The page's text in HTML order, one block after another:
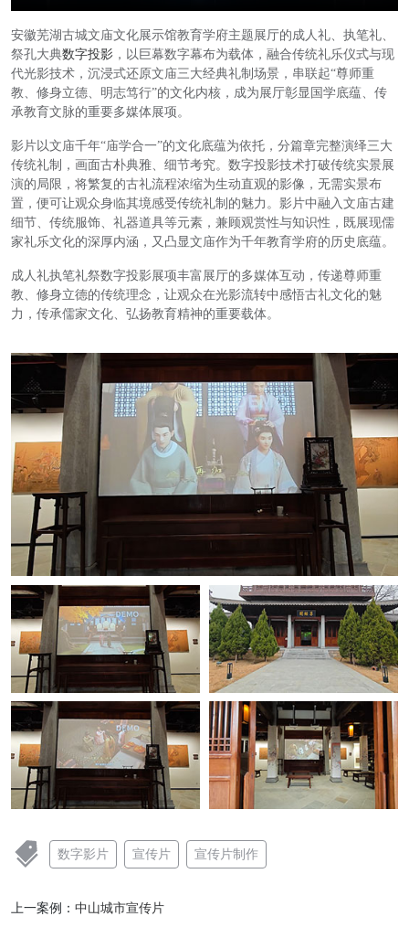
安徽芜湖古城文庙文化展示馆教育学府主题展厅的成人礼、执笔礼、
祭孔大典数字投影 ，以巨幕数字幕布为载体，融合传统礼乐仪式与现
代光影技术，沉浸式还原文庙三大经典礼制场景，串联起“尊师重
教、修身立德、明志笃行”的文化内核，成为展厅彰显国学底蕴、传
承教育文脉的重要多媒体展项。
影片以文庙千年“庙学合一”的文化底蕴为依托，分篇章完整演绎三大
传统礼制，画面古朴典雅、细节考究。数字投影技术打破传统实景展
演的局限，将繁复的古礼流程浓缩为生动直观的影像，无需实景布
置，便可让观众身临其境感受传统礼制的魅力。影片中融入文庙古建
细节、传统服饰、礼器道具等元素，兼顾观赏性与知识性，既展现儒
家礼乐文化的深厚内涵，又凸显文庙作为千年教育学府的历史底蕴。
成人礼执笔礼祭数字投影展项丰富展厅的多媒体互动，传递尊师重
教、修身立德的传统理念，让观众在光影流转中感悟古礼文化的魅
力，传承儒家文化、弘扬教育精神的重要载体。
数字影片 宣传片 宣传片制作
上一案例： 中山城市宣传片